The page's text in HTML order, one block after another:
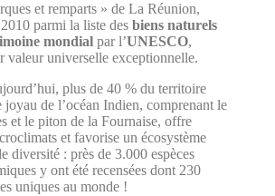
et remparts » de La Réunion,
parmi la liste des biens naturels
mondialpar l’UNESCO,
valeur universelle exceptionnelle.
plus de 40 % du territoire
joyau de l’océan Indien, comprenant le
et le piton de la Fournaise, offre
et favorise un écosystème
diversité : près de 3.000 espèces
y ont été recensées dont 230
uniques au monde !